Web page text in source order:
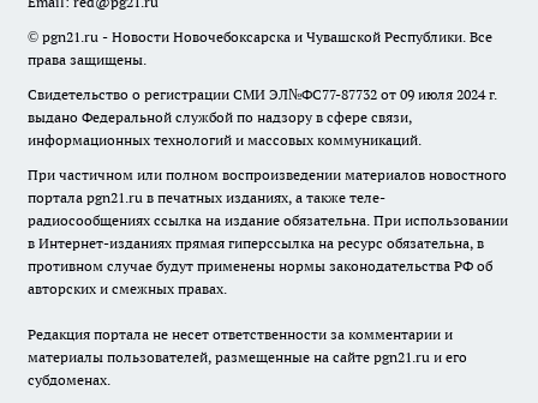
© pgn21.ru - Новости Новочебоксарска и Чувашской Республики. Все
права защищены.
Свидетельство о регистрации СМИ ЭЛ№ФС77-87732 от 09 июля 2024 г.
выдано Федеральной службой по надзору в сфере связи,
информационных технологий и массовых коммуникаций.
При частичном или полном воспроизведении материалов новостного
портала pgn21.ru в печатных изданиях, а также теле-
радиосообщениях ссылка на издание обязательна. При использовании
в Интернет-изданиях прямая гиперссылка на ресурс обязательна, в
противном случае будут применены нормы законодательства РФ об
авторских и смежных правах.
Редакция портала не несет ответственности за комментарии и
материалы пользователей, размещенные на сайте pgn21.ru и его
субдоменах.